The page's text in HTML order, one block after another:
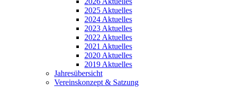
2025 Aktuelles
2024 Aktuelles
2023 Aktuelles
2022 Aktuelles
2021 Aktuelles
2020 Aktuelles
2019 Aktuelles
Jahresübersicht
Vereinskonzept & Satzung